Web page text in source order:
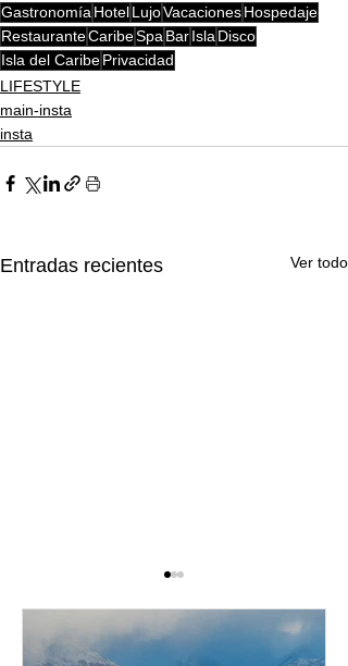
Gastronomía HotelLujoVacacionesHospedaje
RestauranteCaribeSpa BarIsla Disco
Isla del CaribePrivacidad
LIFESTYLE
main-insta
insta
Entradas recientes Ver todo